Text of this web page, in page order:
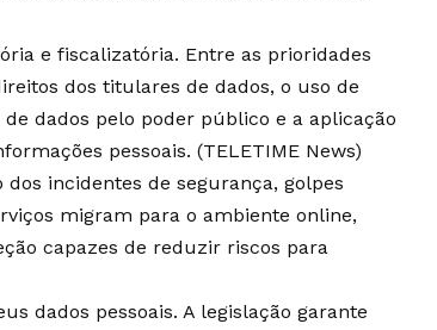
e fiscalizatória. Entre as prioridades
dos titulares de dados, o uso de
dados pelo poder público e a aplicação
pessoais. (TELETIME News)
incidentes de segurança, golpes
migram para o ambiente online,
capazes de reduzir riscos para
dados pessoais. A legislação garante